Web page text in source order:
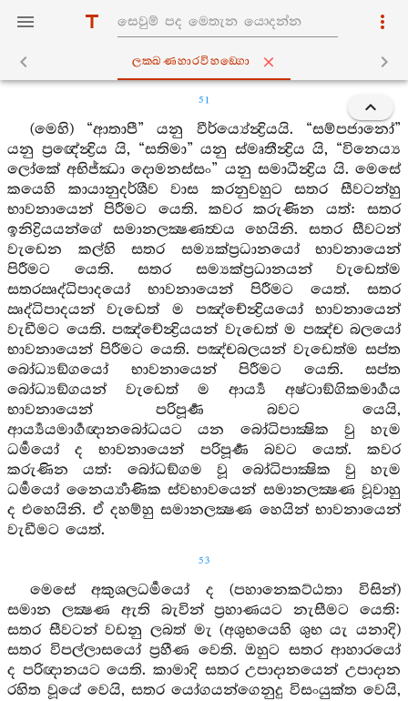
ලක‍්ඛණහාරවිහඞ‍්ගො
51
(මෙහි) “ආතාපී” යනු වීර්ය්‍යේන්‍ද්‍රියයි. “සම්පජානෝ”
යනු ප්‍රඥේන්‍ද්‍රිය යි, “සතිමා” යනු ස්මෘතීන්‍ද්‍රිය යි, “විනෙය්‍ය
ලෝකේ අභිජ්ඣා දොමනස්සං” යනු සමාධීන්‍ද්‍රිය යි. මෙසේ
කයෙහි කායානුදර්ශීව වාස කරනුවහුට සතර සීවටන්හු
භාවනායෙන් පිරීමට යෙති. කවර කරුණින යත්: සතර
ඉනිද්‍රියයන්ගේ සමානලක්‍ෂණත්‍වය හෙයිනි. සතර සීවටන්
වැඩෙන කල්හි සතර සම්‍යක්ප්‍රධානයෝ භාවනායෙන්
පිරීමට යෙති. සතර සම්‍යක්ප්‍රධානයන් වැඩෙත්ම
සතරඍද්ධිපාදයෝ භාවනායෙන් පිරීමට යෙත්. සතර
ඍද්ධිපාදයන් වැඩෙත් ම පඤ්චේන්‍ද්‍රියයෝ භාවනායෙන්
වැඩීමට යෙති. පඤ්චේන්‍ද්‍රියයන් වැඩෙත් ම පඤ්ච බලයෝ
භාවනායෙන් පිරීමට යෙති. පඤ්චබලයන් වැඩෙත්ම සප්ත
බෝධ්‍යඞ්ගයෝ භාවනායෙන් පිරීමට යෙති. සප්ත
බෝධ්‍යඞ්ගයන් වැඩෙත් ම ආර්‍ය්‍ය අෂ්ටාඞ්ගිකමාර්‍ගය
භාවනායෙන් පරිපූර්‍ණ බවට යෙයි,
ආර්‍ය්‍යයමාර්‍ගඥානබෝධයට යන බෝධිපාක්‍ෂික වු හැම
ධර්‍මයෝ ද භාවනායෙන් පරිපූර්‍ණ බවට යෙත්. කවර
කරුණින යත්: බෝධඞ්ගම වූ බෝධිපාක්‍ෂික වු හැම
ධර්‍මයෝ නෛර්‍ය්‍යාණික ස්වභාවයෙන් සමානලක්‍ෂණ වූවාහු
ද එහෙයිනි. ඒ දහම්හු සමානලක්‍ෂණ හෙයින් භාවනායෙන්
වැඩීමට යෙත්.
53
මෙසේ අකුශලධර්‍මයෝ ද (පහානෙකට්ඨතා විසින්)
සමාන ලක්‍ෂණ ඇති බැවින් ප්‍රහාණයට නැසීමට යෙති:
සතර සීවටන් වඩනු ලබත් මැ (අශුභයෙහි ශුභ යැ යනාදි)
සතර විපල්ලාසයෝ ප්‍රහීණ වෙති. ඔහුට සතර ආහාරයෝ
ද පරිඥානයට යෙති. කාමාදි සතර උපාදානයෙන් උපාදාන
රහිත වූයේ වෙයි, සතර යෝගයන්ගෙනුදු විසංයුක්ත වෙයි,